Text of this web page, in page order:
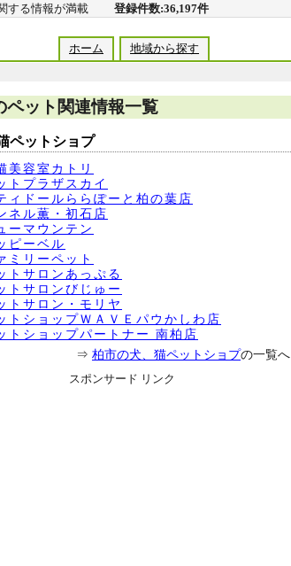
関する情報が満載 登録件数:36,197件
ホーム 地域から探す
ペット関連情報一覧
ペットショプ
美容室カトリ
トプラザスカイ
ィドールららぽーと柏の葉店
ネル薫・初石店
ーマウンテン
ピーベル
ミリーペット
トサロンあっぷる
トサロンびじゅー
トサロン・モリヤ
トショップＷＡＶＥパウかしわ店
トショップパートナー 南柏店
⇒ 柏市の犬、猫ペットショプの一覧へ
スポンサード リンク